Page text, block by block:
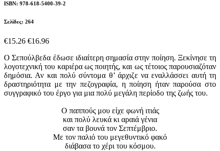
ISBN: 978-618-5400-39-2
Σελίδες: 264
€15.26 €16.96
O Σεπούλβεδα έδωσε ιδιαίτερη σημασία στην ποίηση. Ξεκίνησε τη
λογοτεχνική του καριέρα ως ποιητής, και ως τέτοιος παρουσιαζόταν
δημόσια. Αν και πολύ σύντομα θ’ άρχιζε να εναλλάσσει αυτή τη
δραστηριότητα με την πεζογραφία, η ποίηση ήταν παρούσα στο
συγγραφικό του έργο για μια πολύ μεγάλη περίοδο της ζωής του.
Ο παππούς μου είχε φωνή ιτιάς
και πολύ λευκά κι αραιά γένια
σαν τα βουνά τον Σεπτέμβριο.
Με τον παλιό του μεγεθυντικό φακό
διάβασα το χέρι του κόσμου.